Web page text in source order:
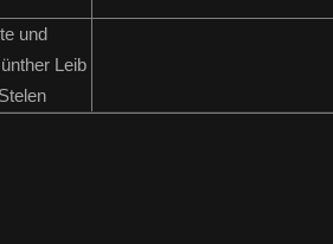
und
Leib